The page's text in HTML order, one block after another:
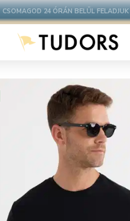
10.000 Ft FELETT INGYENES SZÁLLÍTÁS
FOXPOST CSOMAGAUTOMATÁBA !